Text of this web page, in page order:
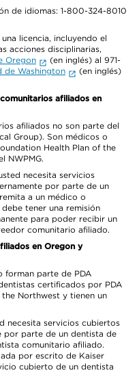
de idiomas: 1-800-324-8010
licencia, incluyendo el
acciones disciplinarias,
Oregon
(en inglés) al 971-
de Washington
(en inglés)
afiliados en
afiliados no son parte del
Group). Son médicos o
Health Plan of the
NWPMG.
necesita servicios
por parte de un
a un médico o
tener una remisión
para poder recibir un
comunitario afiliado.
en Oregon y
forman parte de PDA
certificados por PDA
Northwest y tienen un
necesita servicios cubiertos
por parte de un dentista de
comunitario afiliado.
por escrito de Kaiser
cubierto de un dentista